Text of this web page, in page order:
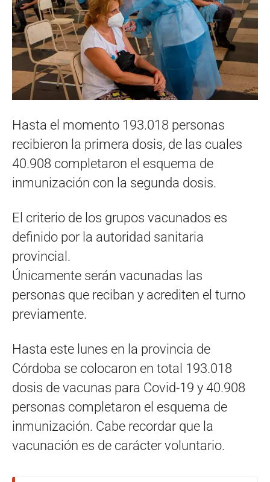
Hasta el momento 193.018 personas
recibieron la primera dosis, de las cuales
40.908 completaron el esquema de
inmunización con la segunda dosis.
El criterio de los grupos vacunados es
definido por la autoridad sanitaria
provincial.
Únicamente serán vacunadas las
personas que reciban y acrediten el turno
previamente.
Hasta este lunes en la provincia de
Córdoba se colocaron en total 193.018
dosis de vacunas para Covid-19 y 40.908
personas completaron el esquema de
inmunización. Cabe recordar que la
vacunación es de carácter voluntario.